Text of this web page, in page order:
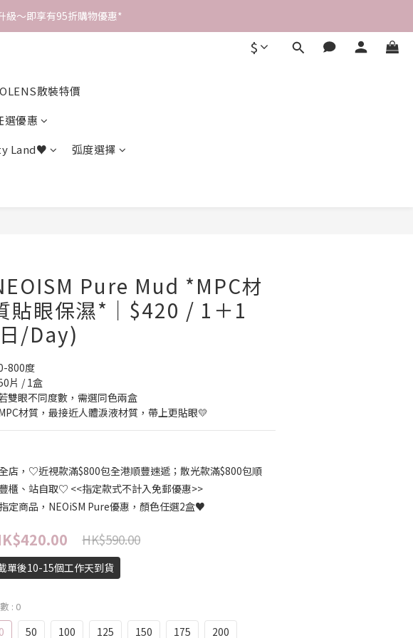
級～即享有95折購物優惠*
$
散裝特價
選優惠
Land♥
弧度選擇
Pure Mud *MPC材
貼眼保濕*｜$420 / 1＋1
/Day)
800度
片 / 1盒
雙眼不同度數，需選同色兩盒
材質，最接近人體淚液材質，帶上更貼眼💛
店，♡近視款滿$800包全港順豐速遞；散光款滿$800包順
豐櫃、站自取♡ <<指定款式不計入免郵優惠>>
指定商品，NEOiSM Pure優惠，顏色任選2盒♥
HK$590.00
單後10-15個工作天到貨
: 0
0 50 100 125 150 175 200